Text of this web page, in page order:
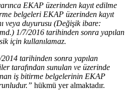
EKAP üzerinden kayıt edilme
belgeleri EKAP üzerinden kayıt
veya duyurusu (Değişik ibare:
1/7/2016 tarihinden sonra yapılan
için kullanılamaz.
tarihinden sonra yapılan
tarafından sunulan ve üzerinde
iş bitirme belgelerinin EKAP
hükmü yer almaktadır.